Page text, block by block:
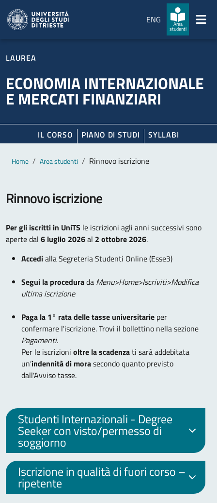
ENG
Area
studenti
LAUREA
ECONOMIA INTERNAZIONALE
E MERCATI FINANZIARI
IL CORSO PIANO DI STUDI SYLLABI
Contenuto principale
Breadcrumb
Home Area studenti Rinnovo iscrizione
Rinnovo iscrizione
Per gli iscritti in UniTS le iscrizioni agli anni successivi sono
aperte dal 6 luglio 2026al 2 ottobre 2026.
Accedialla Segreteria Studenti Online (Esse3)
Segui la procedurada Menu>Home>Iscriviti>Modifica
ultima iscrizione
Paga la 1° rata delle tasse universitarie per
confermare l'iscrizione. Trovi il bollettino nella sezione
Pagamenti.
Per le iscrizioni oltre la scadenzati sarà addebitata
un’indennità di morasecondo quanto previsto
dall'Avviso tasse.
Studenti Internazionali - Degree
Seeker con visto/permesso di
soggiorno
Iscrizione in qualità di fuori corso –
ripetente